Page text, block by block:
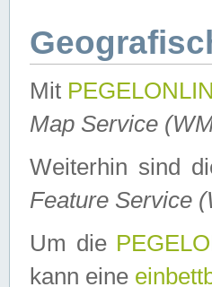
Mit
Map Service
Weiterhin sind
Feature Service
Um die
kann eine